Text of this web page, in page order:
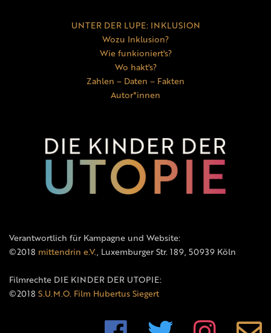
UNTER DER LUPE: INKLUSION
Wozu Inklusion?
Wie funkioniert's?
Wo hakt's?
Zahlen – Daten – Fakten
Autor*innen
Verantwortlich für Kampagne und Website:
©2018 mittendrin e.V., Luxemburger Str. 189, 50939 Köln
Filmrechte DIE KINDER DER UTOPIE:
©2018 S.U.M.O. Film Hubertus Siegert